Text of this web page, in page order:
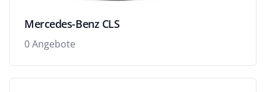
Mercedes-Benz CLS
0 Angebote